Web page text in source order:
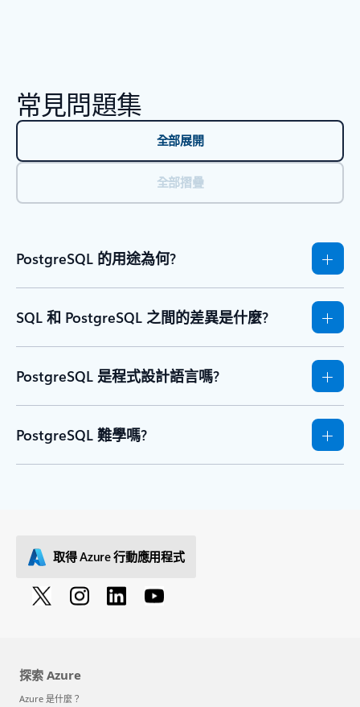
常見問題集
全部展開
全部摺疊
PostgreSQL 的用途為何?
SQL 和 PostgreSQL 之間的差異是什麼?
PostgreSQL 是程式設計語言嗎?
PostgreSQL 難學嗎?
取得 Azure 行動應用程式
探索 Azure
Azure 是什麼？